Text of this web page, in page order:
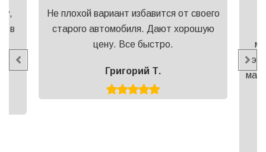
в
Не плохой вариант избавится от своего
старого автомобиля. Дают хорошую
цену. Все быстро.
Григорий Т.